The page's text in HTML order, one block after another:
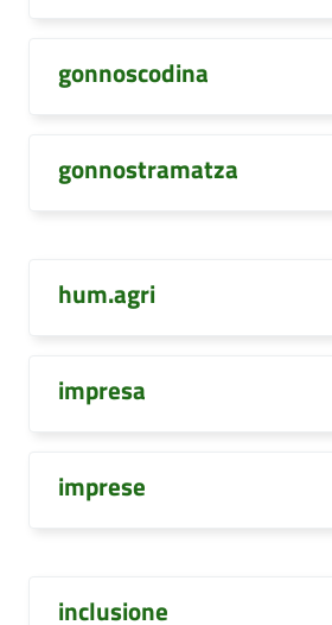
gonnoscodina
gonnostramatza
hum.agri
impresa
imprese
inclusione